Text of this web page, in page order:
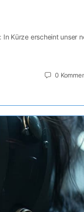
Kürze erscheint unser
0